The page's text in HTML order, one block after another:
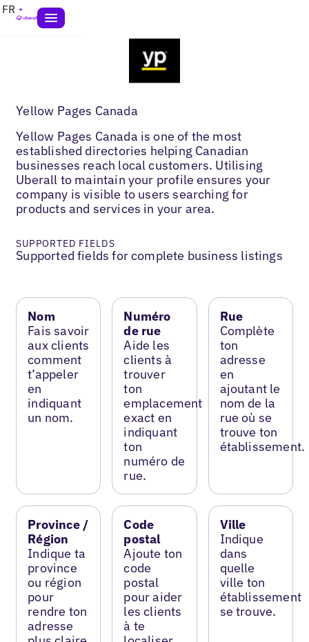
FR
Yellow Pages Canada
Yellow Pages Canada is one of the most
established directories helping Canadian
businesses reach local customers. Utilising
Uberall to maintain your profile ensures your
company is visible to users searching for
products and services in your area.
SUPPORTED FIELDS
Supported fields for complete business listings
Nom
Fais savoir
aux clients
comment
t’appeler
en
indiquant
un nom.
Numéro
de rue
Aide les
clients à
trouver
ton
emplacement
exact en
indiquant
ton
numéro de
rue.
Rue
Complète
ton
adresse
en
ajoutant le
nom de la
rue où se
trouve ton
établissement.
Province /
Région
Indique ta
province
ou région
pour
rendre ton
adresse
Code
postal
Ajoute ton
code
postal
pour aider
les clients
à te
Ville
Indique
dans
quelle
ville ton
établissement
se trouve.